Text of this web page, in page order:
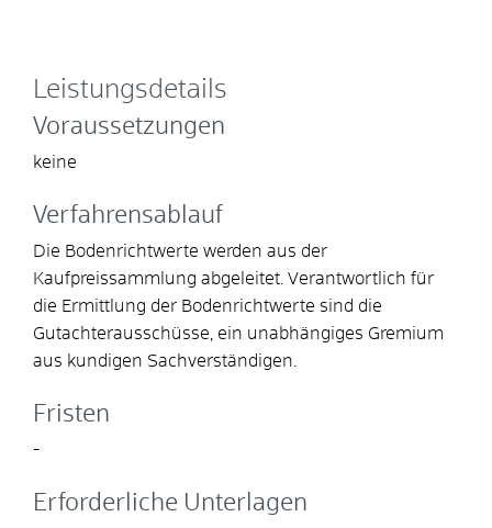
Leistungsdetails
Voraussetzungen
keine
Verfahrensablauf
Die Bodenrichtwerte werden aus der
Kaufpreissammlung abgeleitet. Verantwortlich für
die Ermittlung der Bodenrichtwerte sind die
Gutachterausschüsse, ein unabhängiges Gremium
aus kundigen Sachverständigen.
Fristen
-
Erforderliche Unterlagen